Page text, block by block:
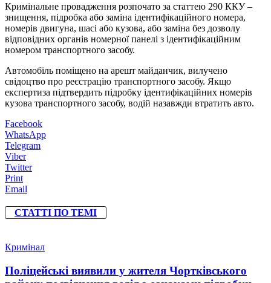
Кримінальне провадження розпочато за статтею 290 ККУ –
знищення, підробка або заміна ідентифікаційного номера,
номерів двигуна, шасі або кузова, або заміна без дозволу
відповідних органів номерної панелі з ідентифікаційним
номером транспортного засобу.
Автомобіль поміщено на арешт майданчик, вилучено
свідоцтво про реєстрацію транспортного засобу. Якщо
експертиза підтвердить підробку ідентифікаційних номерів
кузова транспортного засобу, водій назавжди втратить авто.
Facebook
WhatsApp
Telegram
Viber
Twitter
Print
Email
СТАТТІ ПО ТЕМІ
Кримінал
Поліцейські виявили у жителя Чортківського